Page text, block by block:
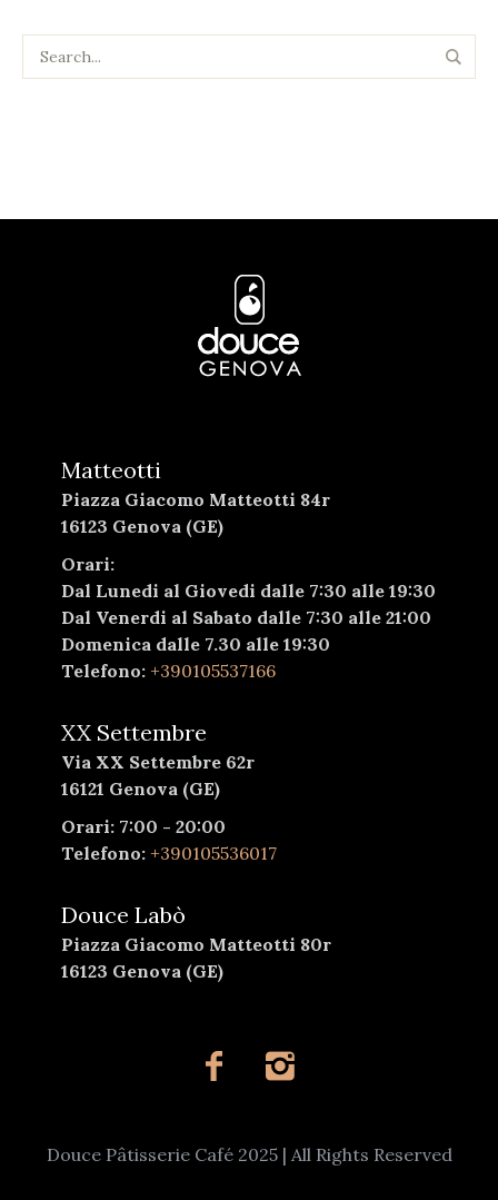
Matteotti
Piazza Giacomo Matteotti 84r
16123 Genova (GE)
Orari:
Dal Lunedi al Giovedi dalle 7:30 alle 19:30
Dal Venerdi al Sabato dalle 7:30 alle 21:00
Domenica dalle 7.30 alle 19:30
Telefono: +390105537166
XX Settembre
Via XX Settembre 62r
16121 Genova (GE)
Orari: 7:00 - 20:00
Telefono: +390105536017
Douce Labò
Piazza Giacomo Matteotti 80r
16123 Genova (GE)
Douce Pâtisserie Café 2025 | All Rights Reserved